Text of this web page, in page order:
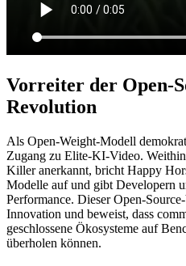
Vorreiter der Open-
Revolution
Als Open-Weight-Modell
Zugang zu Elite-KI-Video.
Killer anerkannt, bricht Happy
Modelle auf und gibt Developern
Performance. Dieser Open-
Innovation und beweist, dass
geschlossene Ökosysteme auf
überholen können.